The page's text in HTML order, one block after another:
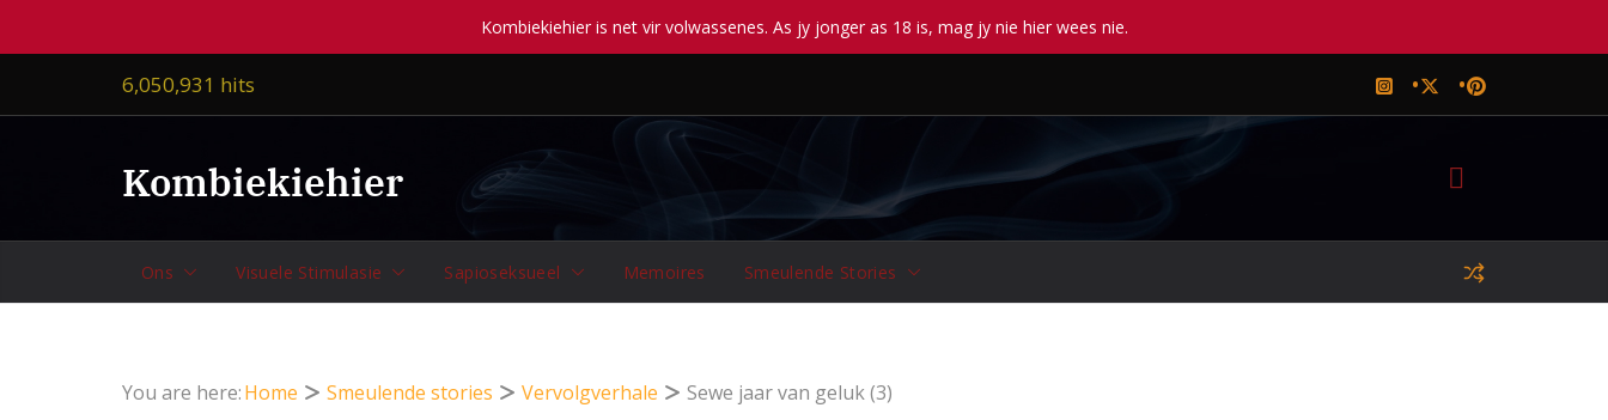
Kombiekiehier is net vir volwassenes. As jy jonger as 18 is, mag jy nie hier wees nie.
6,050,931 hits
Kombiekiehier
Ons Visuele Stimulasie Sapioseksueel Memoires Smeulende Stories
You are here:Home Smeulende stories Vervolgverhale Sewe jaar van geluk (3)